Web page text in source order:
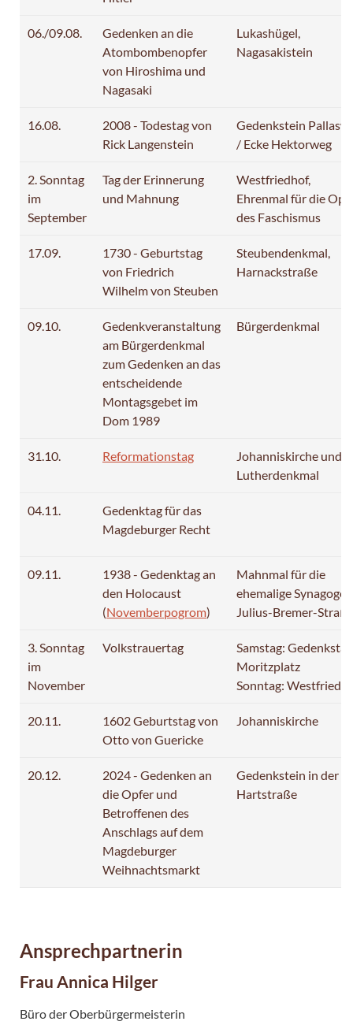
06./09.08.
Gedenken an die
Atombombenopfer
von Hiroshima und
Nagasaki
Lukashügel,
Nagasakistein
16.08.
2008 - Todestag von
Rick Langenstein
Gedenkstein
/ Ecke Hektorweg
2. Sonntag
im
September
Tag der Erinnerung
und Mahnung
Westfriedhof,
Ehrenmal für die
des Faschismus
17.09.
1730 - Geburtstag
von Friedrich
Wilhelm von Steuben
Steubendenkmal,
Harnackstraße
09.10.
Gedenkveranstaltung
am Bürgerdenkmal
zum Gedenken an das
entscheidende
Montagsgebet im
Dom 1989
Bürgerdenkmal
31.10. Reformationstag
Johanniskirche und
Lutherdenkmal
04.11.
Gedenktag für das
Magdeburger Recht
09.11.
1938 - Gedenktag an
den Holocaust
(Novemberpogrom)
Mahnmal für die
ehemalige Synagoge,
Julius-Bremer-Straße
3. Sonntag
im
November
Volkstrauertag
Samstag:
Moritzplatz
Sonntag:
20.11.
1602 Geburtstag von
Otto von Guericke
Johanniskirche
20.12.
2024 - Gedenken an
die Opfer und
Betroffenen des
Anschlags auf dem
Magdeburger
Weihnachtsmarkt
Gedenkstein in der
Hartstraße
Ansprechpartnerin
Frau Annica Hilger
Büro der Oberbürgermeisterin